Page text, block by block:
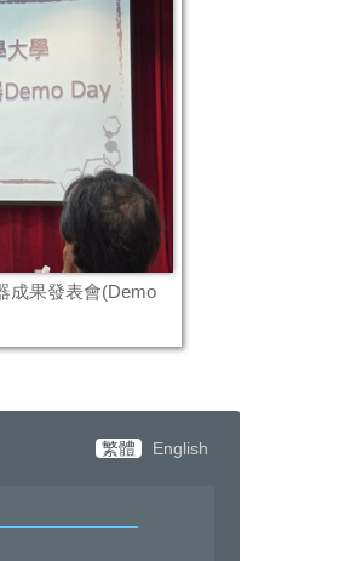
成果發表會(Demo
繁體 English